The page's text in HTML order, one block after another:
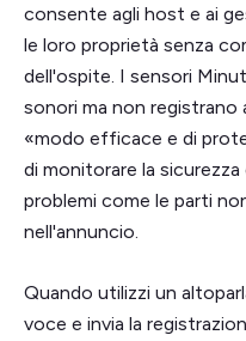
consente agli host e ai
le loro proprietà senza
dell'ospite. I sensori
sonori ma non registrano
«modo efficace e di
di monitorare la
problemi come le parti
nell'annuncio.
Quando utilizzi un
voce e invia la